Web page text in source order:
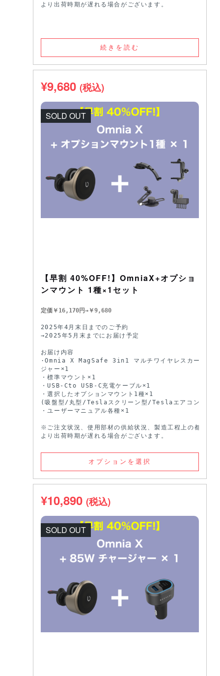
より出荷時期が遅れる場合がございます。
続きを読む
¥9,680 (税込)
SOLD OUT
【早割 40%OFF!】OmniaX+オプショ
ンマウント 1種×1セット
定価￥16,170円→￥9,680
2025年4月末日までのご予約
→2025年5月末までにお届け予定
お届け内容
·Omnia X MagSafe 3in1 マルチワイヤレスカーチャー
ジャー×1
・標準マウント×1
・USB-Cto USB-C充電ケーブル×1
・選択したオプションマウント1種×1
(吸盤型/丸型/Teslaスクリーン型/Teslaエアコン型)
・ユーザーマニュアル各種×1
※ご注文状況、使用部材の供給状況、製造工程上の都合等
より出荷時期が遅れる場合がございます。
オプションを選択
¥10,890 (税込)
SOLD OUT